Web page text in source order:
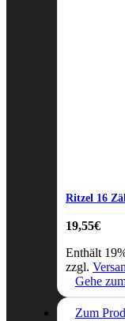
Ritzel 16
19,55€
Enthält
zzgl.
Gehe
Zum